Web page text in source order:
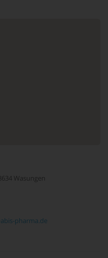
Wasungen
pharma.de